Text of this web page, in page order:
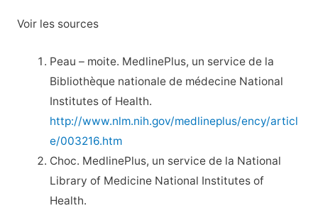
Voir les sources
Peau – moite. MedlinePlus, un service de la
Bibliothèque nationale de médecine National
Institutes of Health.
http://www.nlm.nih.gov/medlineplus/ency/articl
e/003216.htm
Choc. MedlinePlus, un service de la National
Library of Medicine National Institutes of
Health.